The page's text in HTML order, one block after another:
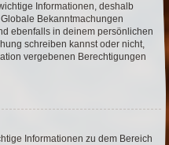
Informationen, deshalb
Bekanntmachungen
ebenfalls in deinem persönlichen
schreiben kannst oder nicht,
vergebenen Berechtigungen
Informationen zu dem Bereich